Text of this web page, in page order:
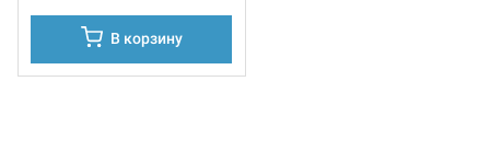
В корзину